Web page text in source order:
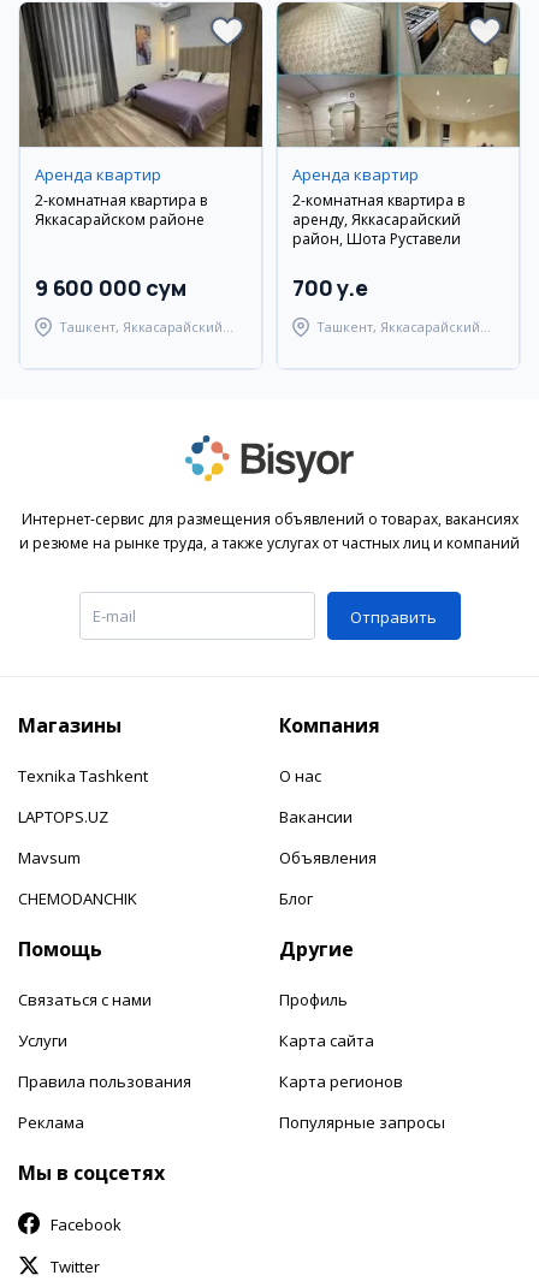
Аренда квартир
2-комнатная квартира в
Яккасарайском районе
9 600 000 сум
Ташкент, Яккасарайский
Аренда квартир
2-комнатная квартира в
аренду, Яккасарайский
район, Шота Руставели
700 y.e
Ташкент, Яккасарайский
Интернет-сервис для размещения объявлений о товарах, вакансиях
и резюме на рынке труда, а также услугах от частных лиц и компаний
Отправить
Магазины
Texnika Tashkent
LAPTOPS.UZ
Mavsum
CHEMODANCHIK
Компания
О нас
Вакансии
Объявления
Блог
Помощь
Связаться с нами
Услуги
Правила пользования
Реклама
Другие
Профиль
Карта сайта
Карта регионов
Популярные запросы
Мы в соцсетях
Facebook
Twitter